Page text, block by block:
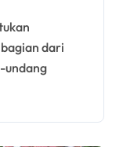
dari
undang